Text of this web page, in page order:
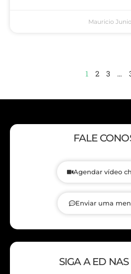
Mauricio
1 2 3 …
FALE
Agendar vídeo
Enviar uma
SIGA A ED